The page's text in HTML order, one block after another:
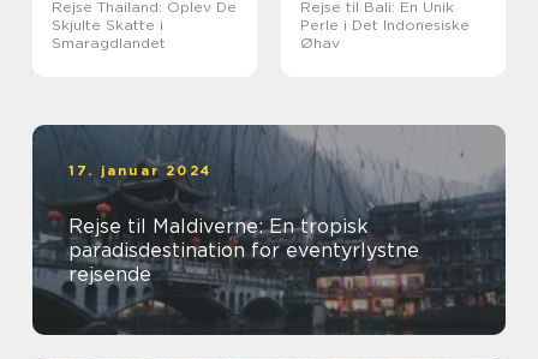
Rejse Thailand: Oplev De
Skjulte Skatte i
Smaragdlandet
Rejse til Bali: En Unik
Perle i Det Indonesiske
Øhav
17. januar 2024
Rejse til Maldiverne: En tropisk
paradisdestination for eventyrlystne
rejsende